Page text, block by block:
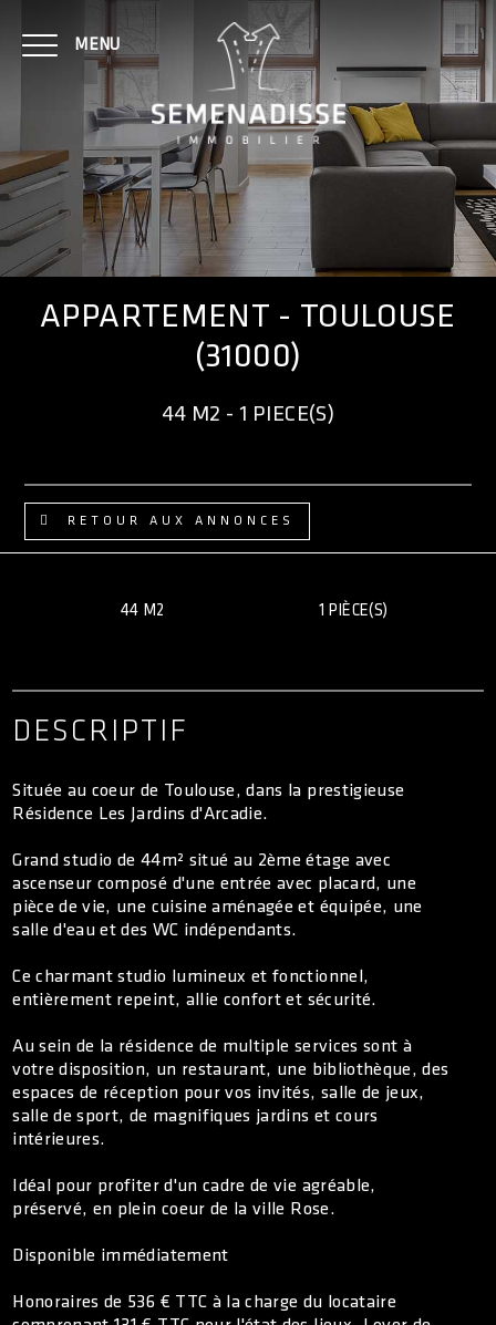
MENU
NOTRE AGENCE
ACHAT
LOCATION
CONTACT
ACCÈS CLIENT
APPARTEMENT - TOULOUSE
(31000)
44 M2 - 1 PIECE(S)
RETOUR AUX ANNONCES
44 M2 1 PIÈCE(S)
DESCRIPTIF
Située au coeur de Toulouse, dans la prestigieuse
Résidence Les Jardins d'Arcadie.
Grand studio de 44m² situé au 2ème étage avec
ascenseur composé d'une entrée avec placard, une
pièce de vie, une cuisine aménagée et équipée, une
salle d'eau et des WC indépendants.
Ce charmant studio lumineux et fonctionnel,
entièrement repeint, allie confort et sécurité.
Au sein de la résidence de multiple services sont à
votre disposition, un restaurant, une bibliothèque, des
espaces de réception pour vos invités, salle de jeux,
salle de sport, de magnifiques jardins et cours
intérieures.
Idéal pour profiter d'un cadre de vie agréable,
préservé, en plein coeur de la ville Rose.
Disponible immédiatement
Honoraires de 536 € TTC à la charge du locataire